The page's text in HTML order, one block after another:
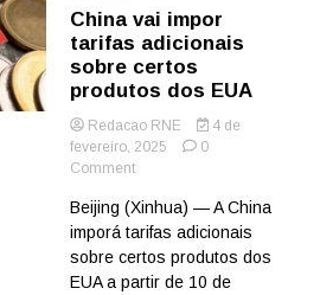
China vai impor
tarifas adicionais
sobre certos
produtos dos EUA
Redacao RNE
4 de
fevereiro, 2025
0
Commenton
vai
impor
tarifas
adicionais
Beijing (Xinhua) — A China
imporá tarifas adicionais
sobre certos produtos dos
EUA a partir de 10 de